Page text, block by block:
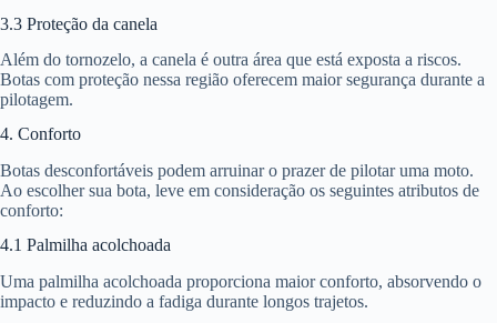
3.3 Proteção da canela
Além do tornozelo, a canela é outra área que está exposta a riscos.
Botas com proteção nessa região oferecem maior segurança durante a
pilotagem.
4. Conforto
Botas desconfortáveis podem arruinar o prazer de pilotar uma moto.
Ao escolher sua bota, leve em consideração os seguintes atributos de
conforto:
4.1 Palmilha acolchoada
Uma palmilha acolchoada proporciona maior conforto, absorvendo o
impacto e reduzindo a fadiga durante longos trajetos.